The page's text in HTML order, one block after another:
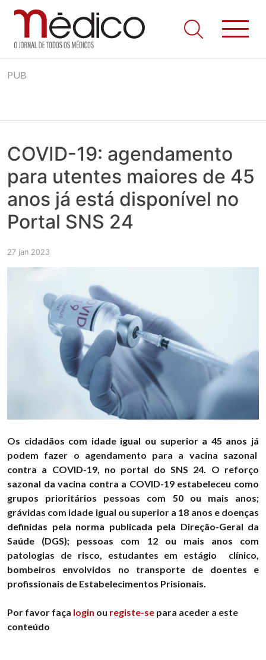
to
Jornal Médico
Médico – O Jornal de Todos os Médicos. Onde as notícias
realmente contam! Tudo o que se passa na Saúde!
PUB
COVID-19: agendamento
para utentes maiores de 45
anos já está disponível no
Portal SNS 24
27 jan 2023
Os cidadãos com idade igual ou superior a 45 anos já
podem fazer o agendamento para a vacina sazonal
contra a COVID-19, no portal do SNS 24. O reforço
sazonal da vacina contra a COVID-19 estabeleceu como
grupos prioritários pessoas com 50 ou mais anos;
grávidas com idade igual ou superior a 18 anos e doenças
definidas pela norma publicada pela Direção-Geral da
Saúde (DGS); pessoas com 12 ou mais anos com
patologias de risco, estudantes em estágio clínico,
bombeiros envolvidos no transporte de doentes e
profissionais de Estabelecimentos Prisionais.
Por favor faça login ou registe-se para aceder a este
conteúdo